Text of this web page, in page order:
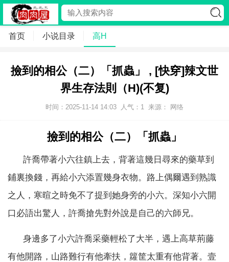
首页 小说目录 高H
撿到的相公（二）「抓蟲」 , [快穿]辣文世
界生存法則（H)(不复)
时间：2025-11-14 14:03 人气： 1 来源： 网络
撿到的相公（二）「抓蟲」
許喬帶著小六往鎮上去，背著這幾日尋來的藥草到
鋪裏換錢，再給小六添置幾身衣物。路上偶爾遇到熟識
之人，寒暄之時免不了提到她身旁的小六。深知小六開
口必語出驚人，許喬搶先對外說是自己的六師兄。
身邊多了小六許喬采藥輕松了大半，遇上高草荊藤
有他開路，山路難行有他牽扶，籮筐太重有他背著。壹